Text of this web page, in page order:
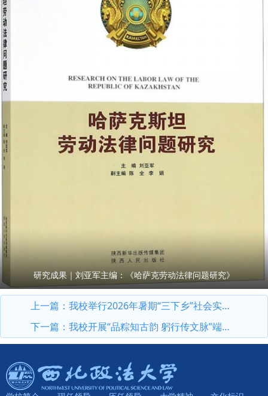
研究成果｜刘亚军主编：《哈萨克劳动法律问题研究》
上一篇： 我校举行2026年暑期“三下乡”社会实践出征仪式
下一篇： 我校开展“品粽知古韵 躬行传文脉”端午文化主题体验活动